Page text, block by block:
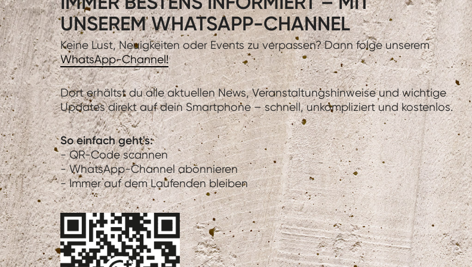
UNSEREM WHATSAPP-CHANNEL
Keine Lust, Neuigkeiten oder Events zu verpassen? Dann folge unserem
WhatsApp-Channel!
Dort erhältst du alle aktuellen News, Veranstaltungshinweise und wichtige
Updates direkt auf dein Smartphone – schnell, unkompliziert und kostenlos.
So einfach geht's:
- QR-Code scannen
- WhatsApp-Channel abonnieren
- Immer auf dem Laufenden bleiben